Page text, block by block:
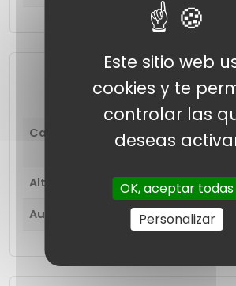
Características
Enfocar, Estirar a
completa
Altavoces
Altoparlante
Auriculares
Conector de 3,5
Este sitio web
cookies y te
controlar las
deseas
OK, aceptar todas
Personalizar